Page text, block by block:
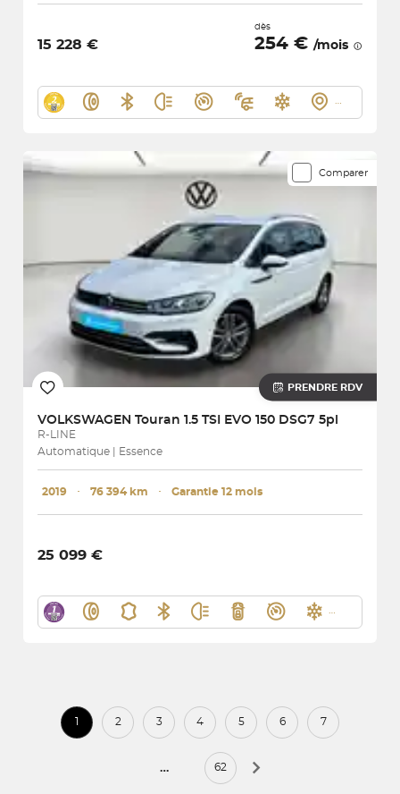
15 228 €
dès
254 € /mois
Comparer
PRENDRE RDV
VOLKSWAGEN Touran 1.5 TSI EVO 150 DSG7 5pl
R-LINE
Automatique | Essence
2019 ･ 76 394 km ･ Garantie 12 mois
25 099 €
1 2 3 4 5 6 7
… 62